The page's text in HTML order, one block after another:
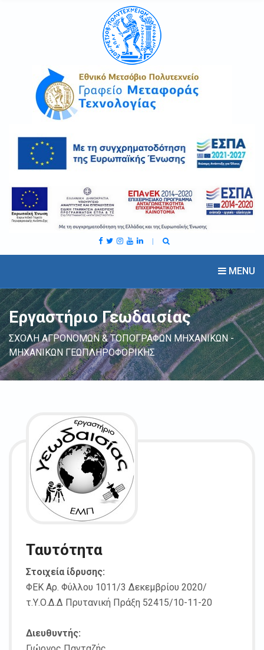
MENU
Εργαστήριο Γεωδαισίας
ΣΧΟΛΗ ΑΓΡΟΝΟΜΩΝ & ΤΟΠΟΓΡΑΦΩΝ ΜΗΧΑΝΙΚΩΝ -
ΜΗΧΑΝΙΚΩΝ ΓΕΩΠΛΗΡΟΦΟΡΙΚΗΣ
Ταυτότητα
Στοιχεία ίδρυσης:
ΦΕΚ Αρ. Φύλλου 1011/3 Δεκεμβρίου 2020/
τ.Υ.Ο.Δ.Δ Πρυτανική Πράξη 52415/10-11-20
Διευθυντής: